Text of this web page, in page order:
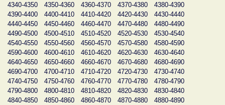
4340-4350
4350-4360 4360-4370 4370-4380
4380-4390
4390-4400
4400-4410 4410-4420 4420-4430
4430-4440
4440-4450
4450-4460 4460-4470 4470-4480
4480-4490
4490-4500
4500-4510 4510-4520 4520-4530
4530-4540
4540-4550
4550-4560 4560-4570 4570-4580
4580-4590
4590-4600
4600-4610 4610-4620 4620-4630
4630-4640
4640-4650
4650-4660 4660-4670 4670-4680
4680-4690
4690-4700
4700-4710 4710-4720 4720-4730
4730-4740
4740-4750
4750-4760 4760-4770 4770-4780
4780-4790
4790-4800
4800-4810 4810-4820 4820-4830
4830-4840
4840-4850
4850-4860 4860-4870 4870-4880
4880-4890